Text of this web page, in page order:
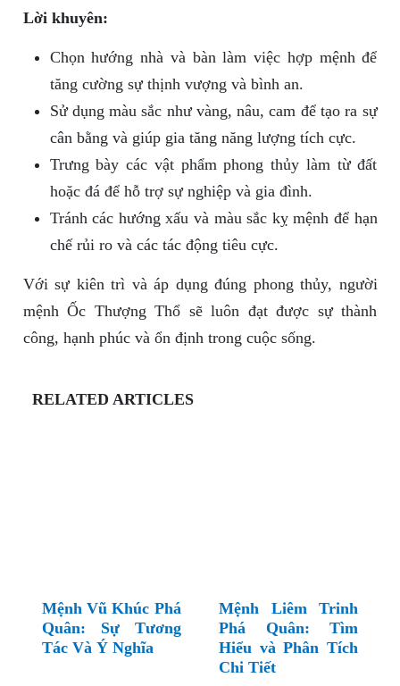
Lời khuyên:
Chọn hướng nhà và bàn làm việc hợp mệnh để
tăng cường sự thịnh vượng và bình an.
Sử dụng màu sắc như vàng, nâu, cam để tạo ra sự
cân bằng và giúp gia tăng năng lượng tích cực.
Trưng bày các vật phẩm phong thủy làm từ đất
hoặc đá để hỗ trợ sự nghiệp và gia đình.
Tránh các hướng xấu và màu sắc kỵ mệnh để hạn
chế rủi ro và các tác động tiêu cực.
Với sự kiên trì và áp dụng đúng phong thủy, người
mệnh Ốc Thượng Thổ sẽ luôn đạt được sự thành
công, hạnh phúc và ổn định trong cuộc sống.
RELATED ARTICLES
Mệnh Vũ Khúc Phá
Quân: Sự Tương
Tác Và Ý Nghĩa
Mệnh Liêm Trinh
Phá Quân: Tìm
Hiểu và Phân Tích
Chi Tiết